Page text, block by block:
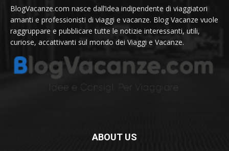
BlogVacanze.com nasce dall’idea indipendente di viaggiatori
amanti e professionisti di viaggi e vacanze. Blog Vacanze vuole
raggruppare e pubblicare tutte le notizie interessanti, utili,
curiose, accattivanti sul mondo dei Viaggi e Vacanze.
ABOUT US